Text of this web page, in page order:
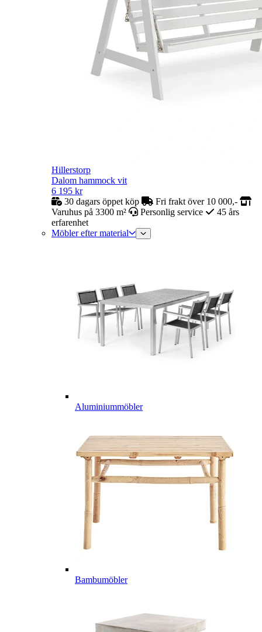
Hillerstorp
Dalom hammock vit
6 195 kr
30 dagars öppet köp
Fri frakt över 10 000,-
Varuhus på 3300 m²
Personlig service
45 års
erfarenhet
Möbler efter material
Aluminiummöbler
Bambumöbler